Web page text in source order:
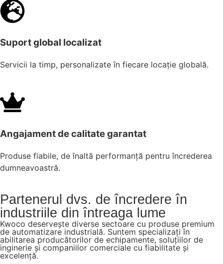
Suport global localizat
Servicii la timp, personalizate în fiecare locație globală.
Angajament de calitate garantat
Produse fiabile, de înaltă performanță pentru încrederea
dumneavoastră.
Partenerul dvs. de încredere în
industriile din întreaga lume
Kwoco deservește diverse sectoare cu produse premium
de automatizare industrială. Suntem specializați în
abilitarea producătorilor de echipamente, soluțiilor de
inginerie și companiilor comerciale cu fiabilitate și
excelență.